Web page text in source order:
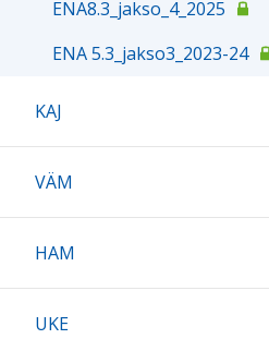
ENA8.3_jakso_4_2025
ENA 5.3_jakso3_2023-24
KAJ
VÄM
HAM
UKE